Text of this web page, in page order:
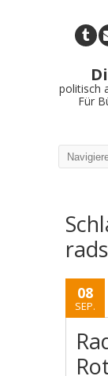
politisch
Für
08
SEP.